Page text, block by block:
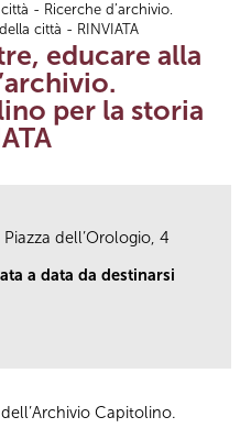
- Ricerche d’archivio.
città - RINVIATA
educare alla
per la storia
dell’Orologio, 4
a data da destinarsi
Capitolino.